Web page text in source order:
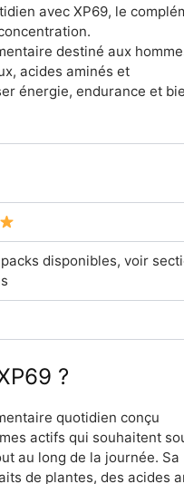
avec XP69, le
destiné aux
acides aminés et
énergie, endurance et
disponibles, voir
?
quotidien conçu
actifs qui souhaitent
au long de la journée. Sa
de plantes, des acides